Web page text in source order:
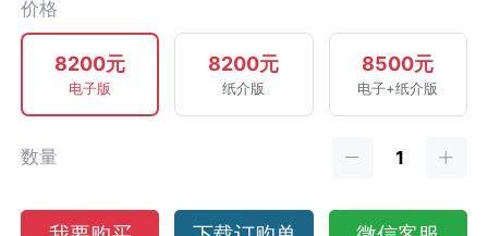
价格
8200元
电子版
8200元
纸介版
8500元
电子+纸介版
数量